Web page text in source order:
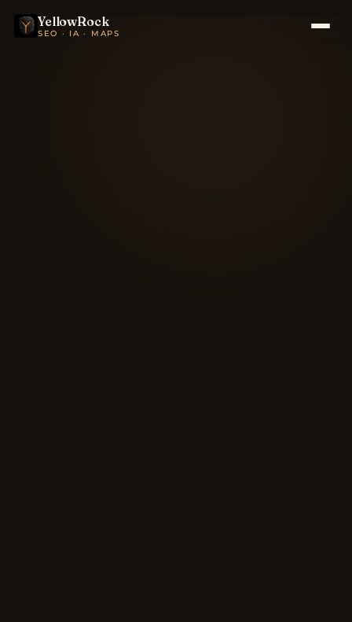
YellowRock
SEO · IA · MAPS